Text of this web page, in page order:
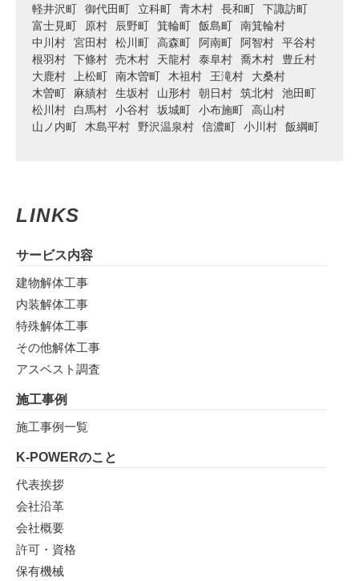
軽井沢町
御代田町 立科町 青木村 長和町
下諏訪町
富士見町
原村 辰野町 箕輪町 飯島町
南箕輪村
中川村
宮田村 松川町 高森町 阿南町 阿智村
平谷村
根羽村
下條村 売木村 天龍村 泰阜村 喬木村
豊丘村
大鹿村
上松町 南木曽町 木祖村 王滝村
大桑村
木曽町
麻績村 生坂村 山形村 朝日村 筑北村
池田町
松川村
白馬村 小谷村 坂城町 小布施町
高山村
山ノ内町
木島平村 野沢温泉村 信濃町 小川村 飯綱町
LINKS
サービス内容
建物解体工事
内装解体工事
特殊解体工事
その他解体工事
アスベスト調査
施工事例
施工事例一覧
K-POWERのこと
代表挨拶
会社沿革
会社概要
許可・資格
保有機械